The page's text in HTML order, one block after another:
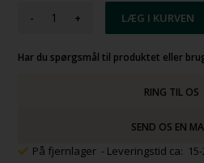
- +
Har du spørgsmål til produktet eller
RING TIL OS
SEND OS EN
På fjernlager - Leveringstid ca: